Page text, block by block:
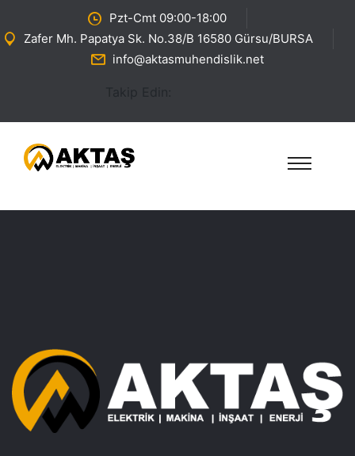
Pzt-Cmt 09:00-18:00
Zafer Mh. Papatya Sk. No.38/B 16580 Gürsu/BURSA
info@aktasmuhendislik.net